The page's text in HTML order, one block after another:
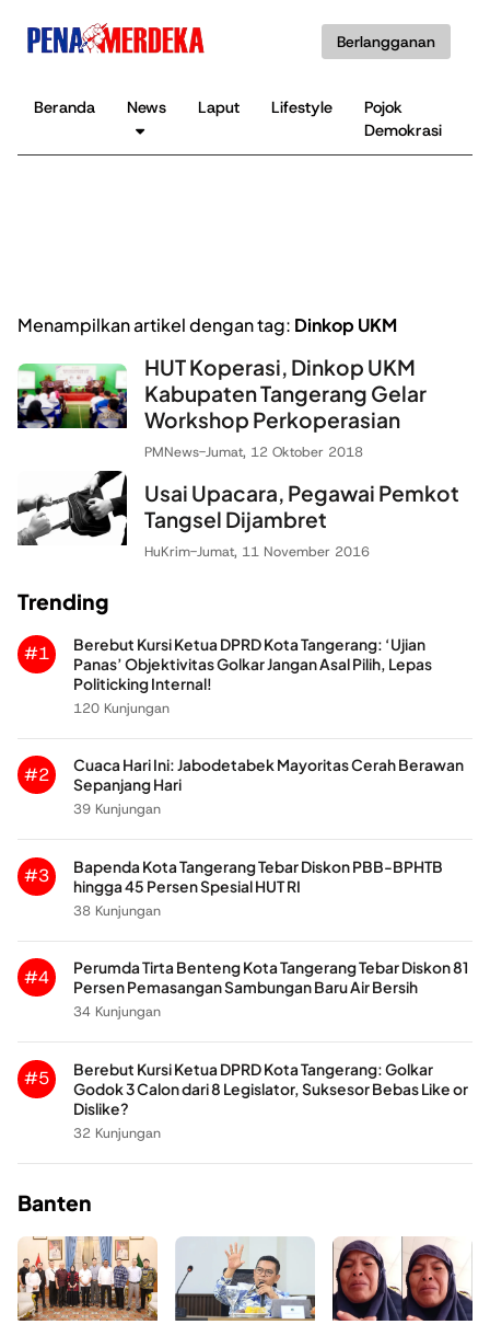
Berlangganan
Beranda News Laput Lifestyle
Pojok
Demokrasi
Menampilkan artikel dengan tag: Dinkop UKM
HUT Koperasi, Dinkop UKM
Kabupaten Tangerang Gelar
Workshop Perkoperasian
PMNews-Jumat, 12 Oktober 2018
Usai Upacara, Pegawai Pemkot
Tangsel Dijambret
HuKrim-Jumat, 11 November 2016
Trending
#1
Berebut Kursi Ketua DPRD Kota Tangerang: ‘Ujian
Panas’ Objektivitas Golkar Jangan Asal Pilih, Lepas
Politicking Internal!
120 Kunjungan
#2
Cuaca Hari Ini: Jabodetabek Mayoritas Cerah Berawan
Sepanjang Hari
39 Kunjungan
#3
Bapenda Kota Tangerang Tebar Diskon PBB-BPHTB
hingga 45 Persen Spesial HUT RI
38 Kunjungan
#4
Perumda Tirta Benteng Kota Tangerang Tebar Diskon 81
Persen Pemasangan Sambungan Baru Air Bersih
34 Kunjungan
#5
Berebut Kursi Ketua DPRD Kota Tangerang: Golkar
Godok 3 Calon dari 8 Legislator, Suksesor Bebas Like or
Dislike?
32 Kunjungan
Banten